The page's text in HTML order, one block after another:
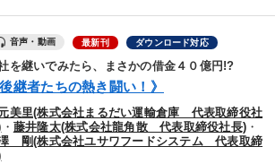
音声・動画 最新刊 ダウンロード対応
を継いでみたら、まさかの借金４０億円!?
後継者たちの熱き闘い！》
美里(株式会社まるだい運輸倉庫 代表取締役社
・ 藤井隆太(株式会社龍角散 代表取締役社長) ・
剛(株式会社ユサワフードシステム 代表取締